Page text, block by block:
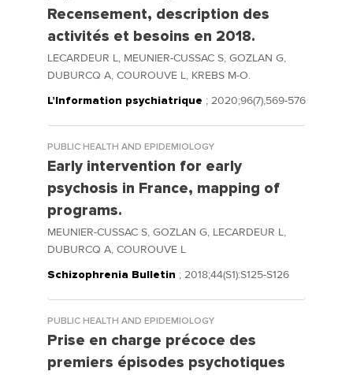
Recensement, description des
activités et besoins en 2018.
LECARDEUR L, MEUNIER-CUSSAC S, GOZLAN G,
DUBURCQ A, COUROUVE L, KREBS M-O.
L’Information psychiatrique ; 2020;96(7),569-576
PUBLIC HEALTH AND EPIDEMIOLOGY
Early intervention for early
psychosis in France, mapping of
programs.
MEUNIER-CUSSAC S, GOZLAN G, LECARDEUR L,
DUBURCQ A, COUROUVE L
Schizophrenia Bulletin ; 2018;44(S1):S125-S126
PUBLIC HEALTH AND EPIDEMIOLOGY
Prise en charge précoce des
premiers épisodes psychotiques